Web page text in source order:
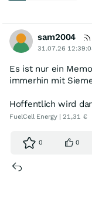
sam2004
31.07.26
Es ist nur ein
immerhin mit
Hoffentlich wird
FuelCell Energy | 21,31 €
0 0